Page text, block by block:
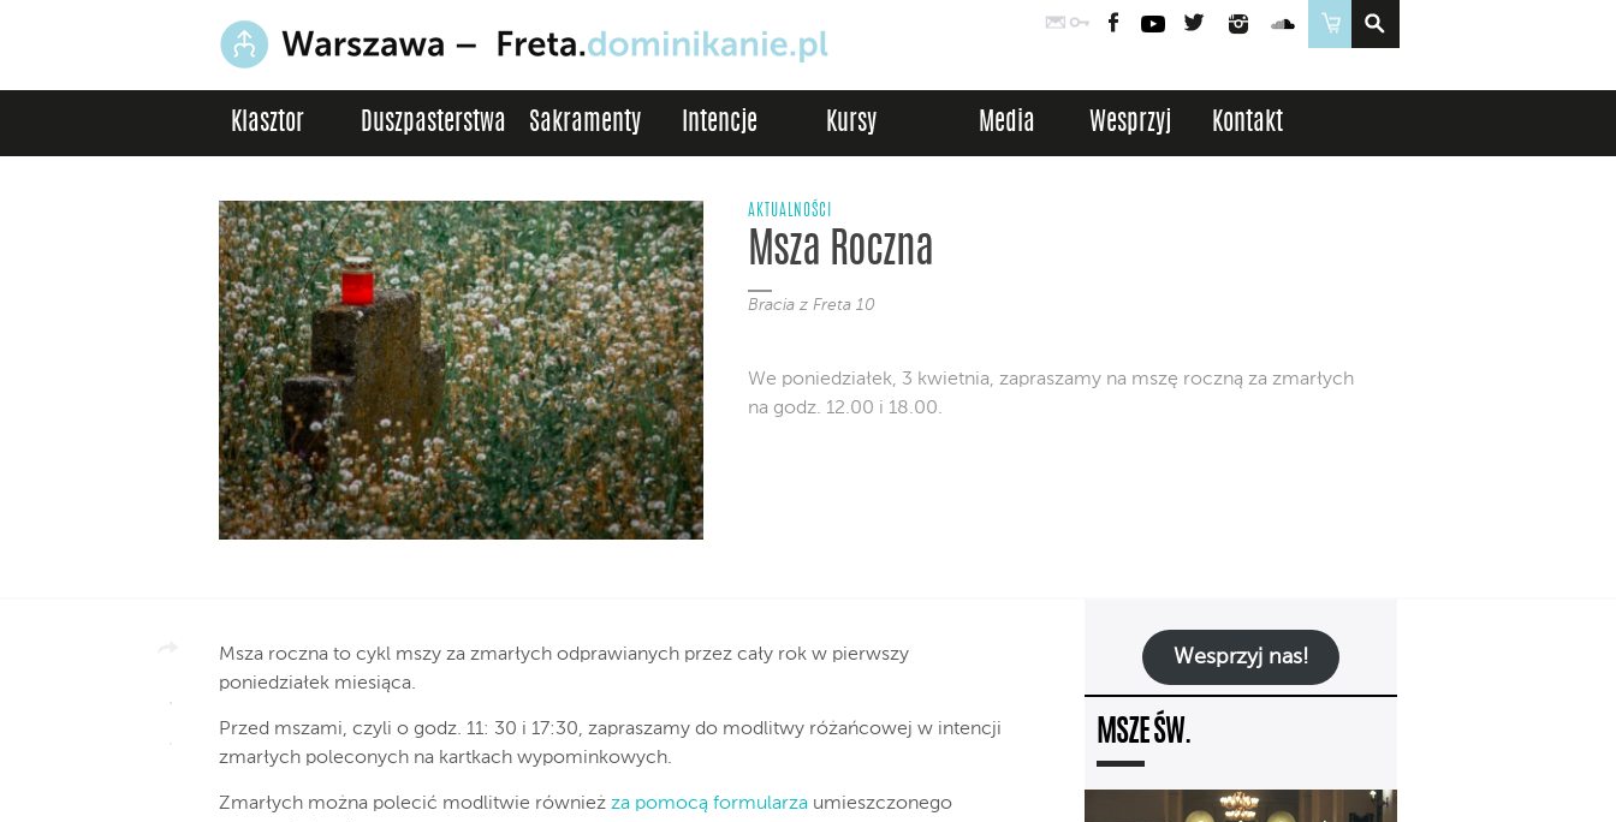
PocztaLogowanie
FacebookYouTubeTwitter InstagramSoundCloud
Sklep
Klasztor Duszpasterstwa Sakramenty Intencje Kursy Media Wesprzyj Kontakt
AKTUALNOŚCI
Msza Roczna
Bracia z Freta 10
We poniedziałek, 3 kwietnia, zapraszamy na mszę roczną za zmarłych
na godz. 12.00 i 18.00.
Msza roczna to cykl mszy za zmarłych odprawianych przez cały rok w pierwszy
poniedziałek miesiąca.
Przed mszami, czyli o godz. 11: 30 i 17:30, zapraszamy do modlitwy różańcowej w intencji
zmarłych poleconych na kartkach wypominkowych.
Zmarłych można polecić modlitwie również za pomocą formularza umieszczonego
Wesprzyj nas!
MSZE ŚW.